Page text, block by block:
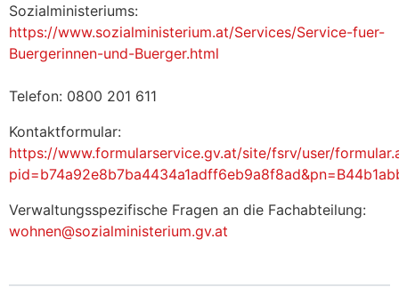
Sozialministeriums:
https://www.sozialministerium.at/Services/Service-fuer-
Buergerinnen-und-Buerger.html
Telefon: 0800 201 611
Kontaktformular:
https://www.formularservice.gv.at/site/fsrv/user/
Verwaltungsspezifische Fragen an die Fachabteilung:
wohnen@sozialministerium.gv.at